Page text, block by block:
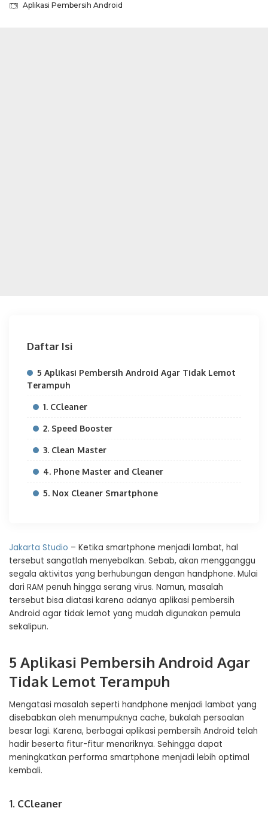
Aplikasi Pembersih Android
Daftar Isi
5 Aplikasi Pembersih Android Agar Tidak Lemot
Terampuh
1. CCleaner
2. Speed Booster
3. Clean Master
4. Phone Master and Cleaner
5. Nox Cleaner Smartphone
Jakarta Studio – Ketika smartphone menjadi lambat, hal
tersebut sangatlah menyebalkan. Sebab, akan mengganggu
segala aktivitas yang berhubungan dengan handphone. Mulai
dari RAM penuh hingga serang virus. Namun, masalah
tersebut bisa diatasi karena adanya aplikasi pembersih
Android agar tidak lemot yang mudah digunakan pemula
sekalipun.
5 Aplikasi Pembersih Android Agar
Tidak Lemot Terampuh
Mengatasi masalah seperti handphone menjadi lambat yang
disebabkan oleh menumpuknya cache, bukalah persoalan
besar lagi. Karena, berbagai aplikasi pembersih Android telah
hadir beserta fitur-fitur menariknya. Sehingga dapat
meningkatkan performa smartphone menjadi lebih optimal
kembali.
1. CCleaner